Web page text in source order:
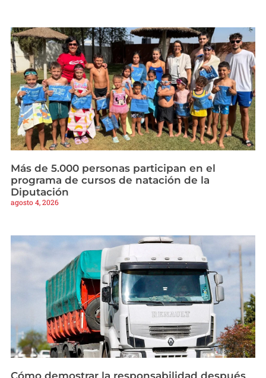
Más de 5.000 personas participan en el
programa de cursos de natación de la
Diputación
agosto 4, 2026
Cómo demostrar la responsabilidad después